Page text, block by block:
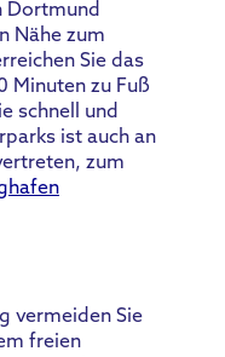
Dortmund
Nähe zum
Sie das
Minuten zu Fuß
schnell und
ist auch an
zum
vermeiden Sie
freien